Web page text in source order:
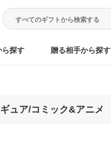
ら探す 贈る相手から探す
ュア/コミック&アニメ